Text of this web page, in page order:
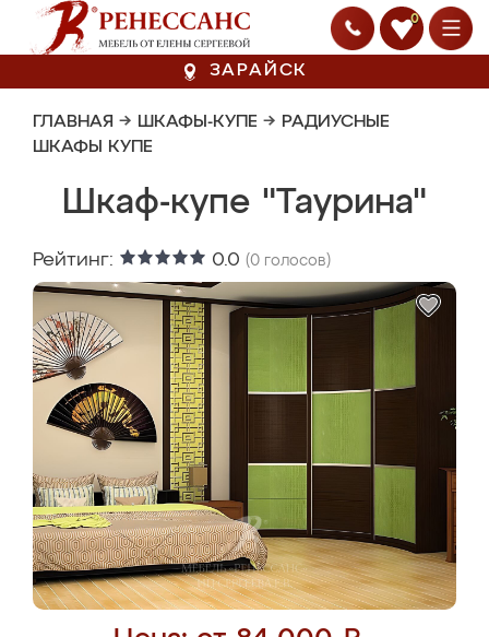
0
ЗАРАЙСК
ГЛАВНАЯ → ШКАФЫ-КУПЕ → РАДИУСНЫЕ
ШКАФЫ КУПЕ
Шкаф-купе "Таурина"
Рейтинг: 0.0 (0 голосов)